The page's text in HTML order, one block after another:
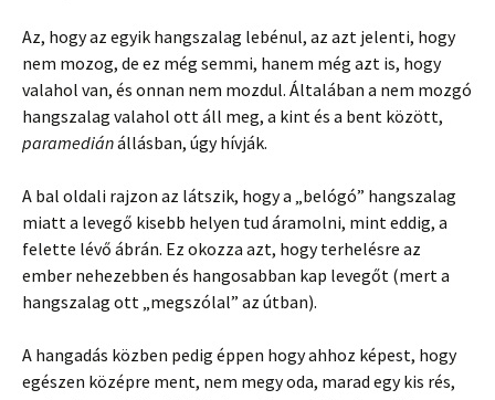
Az, hogy az egyik hangszalag lebénul, az azt jelenti, hogy
nem mozog, de ez még semmi, hanem még azt is, hogy
valahol van, és onnan nem mozdul. Általában a nem mozgó
hangszalag valahol ott áll meg, a kint és a bent között,
paramediánállásban, úgy hívják.
A bal oldali rajzon az látszik, hogy a „belógó” hangszalag
miatt a levegő kisebb helyen tud áramolni, mint eddig, a
felette lévő ábrán. Ez okozza azt, hogy terhelésre az
ember nehezebben és hangosabban kap levegőt (mert a
hangszalag ott „megszólal” az útban).
A hangadás közben pedig éppen hogy ahhoz képest, hogy
egészen középre ment, nem megy oda, marad egy kis rés,